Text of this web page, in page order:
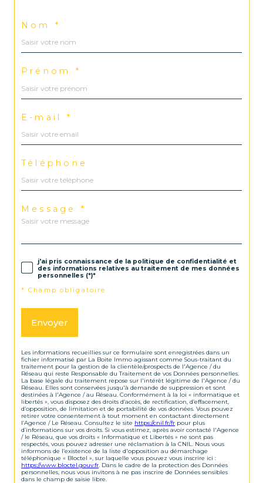
Nom *
Prénom *
E-mail *
Téléphone
Message *
j'ai pris connaissance de la politique de confidentialité et
des informations relatives au traitement de mes données
personnelles (*)*
* Champ obligatoire
Envoyer
Les informations recueillies sur ce formulaire sont enregistrées dans un
fichier informatisé par La Boite Immo agissant comme Sous-traitant du
traitement pour la gestion de la clientèle/prospects de l'Agence / du
Réseau qui reste Responsable du Traitement de vos Données personnelles.
La base légale du traitement repose sur l'intérêt légitime de l'Agence / du
Réseau. Elles sont conservées jusqu'à demande de suppression et sont
destinées à l'Agence / au Réseau. Conformément à la loi « informatique et
libertés », vous disposez des droits d’accès, de rectification, d’effacement,
d’opposition, de limitation et de portabilité de vos données. Vous pouvez
retirer votre consentement à tout moment en contactant directement
l’Agence / Le Réseau. Consultez le site https://cnil.fr/fr pour plus
d’informations sur vos droits. Si vous estimez, après avoir contacté l'Agence
/ le Réseau, que vos droits « Informatique et Libertés » ne sont pas
respectés, vous pouvez adresser une réclamation à la CNIL. Nous vous
informons de l’existence de la liste d'opposition au démarchage
téléphonique « Bloctel », sur laquelle vous pouvez vous inscrire ici :
https://www.bloctel.gouv.fr . Dans le cadre de la protection des Données
personnelles, nous vous invitons à ne pas inscrire de Données sensibles
dans le champ de saisie libre.